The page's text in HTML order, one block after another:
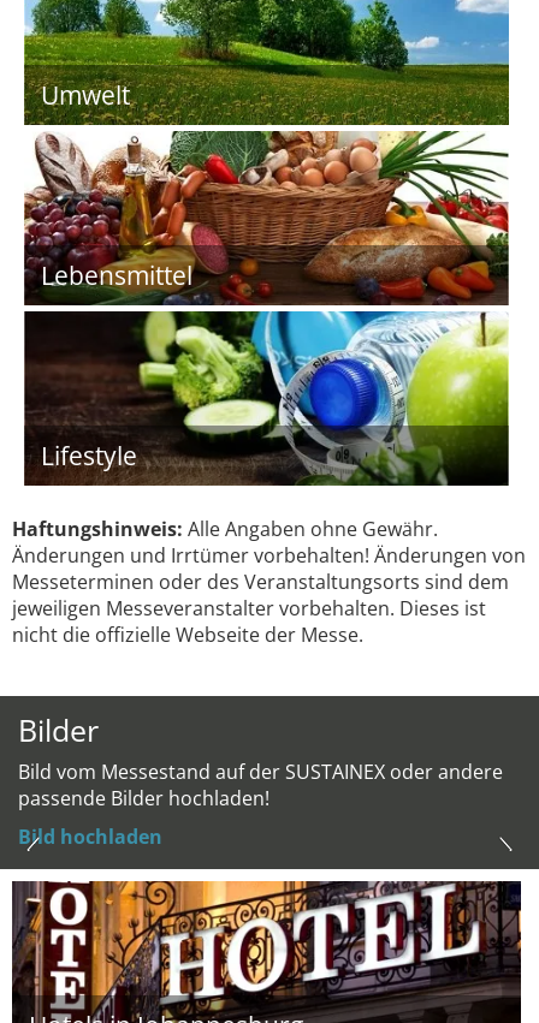
Umwelt
Lebensmittel
Lifestyle
Haftungshinweis: Alle Angaben ohne Gewähr.
Änderungen und Irrtümer vorbehalten! Änderungen von
Messeterminen oder des Veranstaltungsorts sind dem
jeweiligen Messeveranstalter vorbehalten. Dieses ist
nicht die offizielle Webseite der Messe.
Bilder
Bild vom Messestand auf der SUSTAINEX oder andere
passende Bilder hochladen!
Bild hochladen